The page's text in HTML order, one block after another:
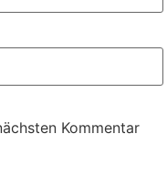
Kommentar